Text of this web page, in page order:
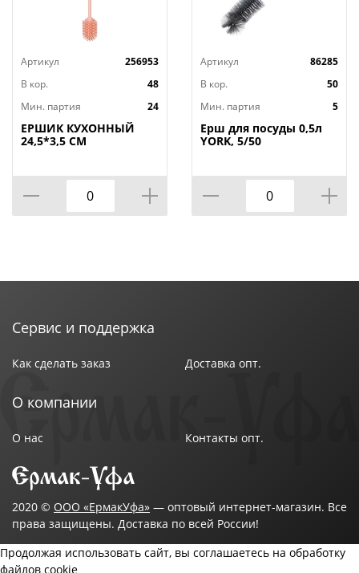
Артикул
256953
В кор.
48
Мин. партия
24
ЕРШИК КУХОННЫЙ
24,5*3,5 СМ
Артикул
86285
В кор.
50
Мин. партия
5
Ерш для посуды 0,5л
YORK, 5/50
Сервис и поддержка
Как сделать заказ Доставка опт.
О компании
О нас Контакты опт.
2020 © ООО «ЕрмакУфа» — оптовый интернет-магазин. Все
права защищены. Доставка по всей России!
Продолжая использовать сайт, вы соглашаетесь на обработку
файлов cookie